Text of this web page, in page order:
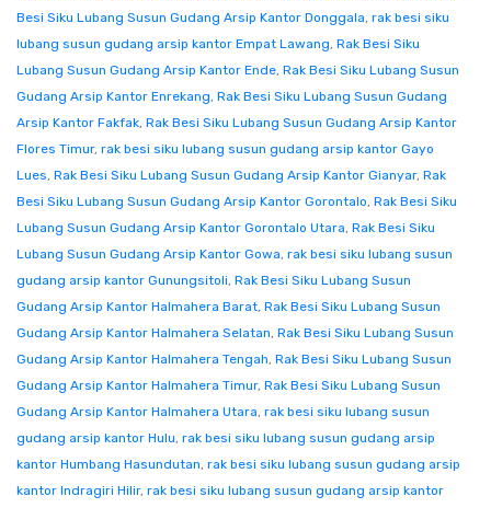
Besi Siku Lubang Susun Gudang Arsip Kantor Donggala, rak besi siku
lubang susun gudang arsip kantor Empat Lawang, Rak Besi Siku
Lubang Susun Gudang Arsip Kantor Ende, Rak Besi Siku Lubang Susun
Gudang Arsip Kantor Enrekang, Rak Besi Siku Lubang Susun Gudang
Arsip Kantor Fakfak, Rak Besi Siku Lubang Susun Gudang Arsip Kantor
Flores Timur, rak besi siku lubang susun gudang arsip kantor Gayo
Lues, Rak Besi Siku Lubang Susun Gudang Arsip Kantor Gianyar, Rak
Besi Siku Lubang Susun Gudang Arsip Kantor Gorontalo, Rak Besi Siku
Lubang Susun Gudang Arsip Kantor Gorontalo Utara, Rak Besi Siku
Lubang Susun Gudang Arsip Kantor Gowa, rak besi siku lubang susun
gudang arsip kantor Gunungsitoli, Rak Besi Siku Lubang Susun
Gudang Arsip Kantor Halmahera Barat, Rak Besi Siku Lubang Susun
Gudang Arsip Kantor Halmahera Selatan, Rak Besi Siku Lubang Susun
Gudang Arsip Kantor Halmahera Tengah, Rak Besi Siku Lubang Susun
Gudang Arsip Kantor Halmahera Timur, Rak Besi Siku Lubang Susun
Gudang Arsip Kantor Halmahera Utara, rak besi siku lubang susun
gudang arsip kantor Hulu, rak besi siku lubang susun gudang arsip
kantor Humbang Hasundutan, rak besi siku lubang susun gudang arsip
kantor Indragiri Hilir, rak besi siku lubang susun gudang arsip kantor